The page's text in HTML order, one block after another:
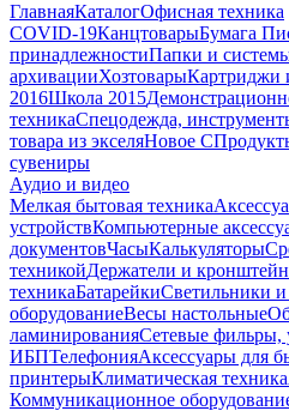
ГлавнаяКаталогОфисная техника
COVID-19КанцтоварыБумага
принадлежностиПапки и
архивацииХозтоварыКартриджи
2016Школа 2015
техникаСпецодежда,
товара из экселяНовое С
сувениры
Аудио и видео
Мелкая бытовая техника
устройствКомпьютерные
документовЧасыКалькуляторы
техникойДержатели и
техникаБатарейкиСветильники
оборудованиеВесы настольные
ламинированияСетевые фильры,
ИБПТелефонияАксессуары для
принтерыКлиматическая техника
Коммуникационное